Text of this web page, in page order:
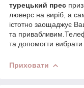
турецький прес
люверс на виріб, а
істотно заощаджує
та
та допомогти
Приховати